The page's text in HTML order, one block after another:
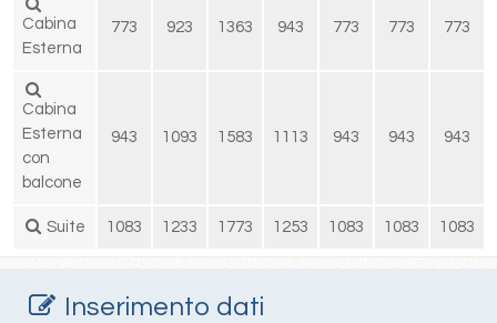
Cabina
Esterna
773 923 1363 943 773 773 773
Cabina
Esterna
con
balcone
943 1093 1583 1113 943 943 943
Suite 1083 1233 1773 1253 1083 1083 1083
Inserimento dati